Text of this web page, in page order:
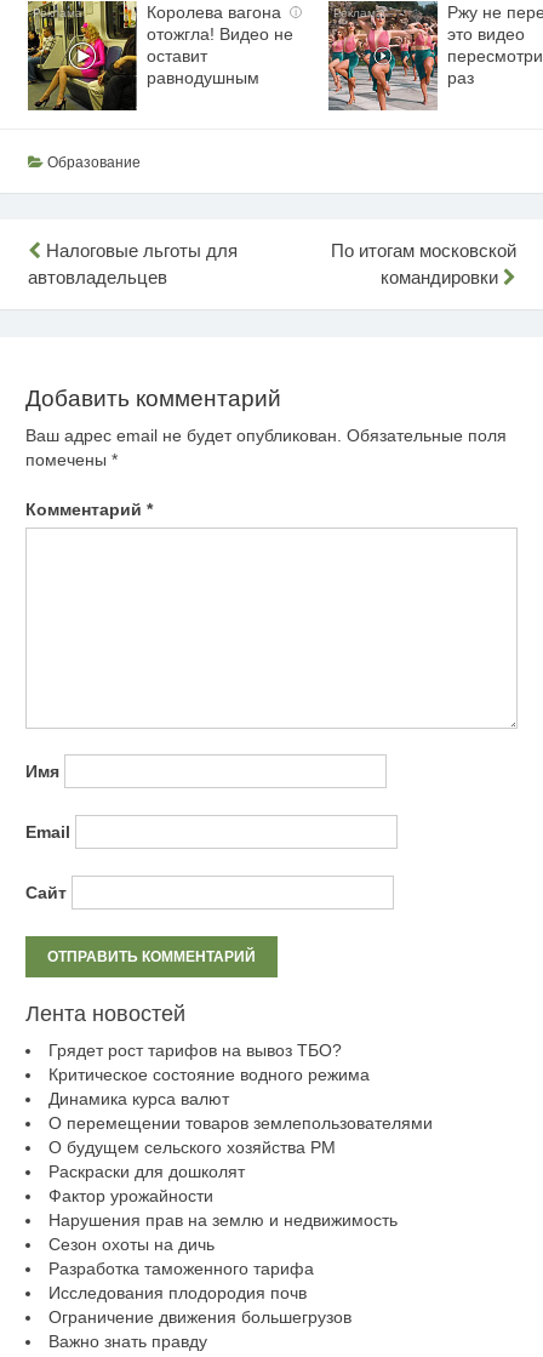
i
Королева вагона
отожгла! Видео не
оставит
равнодушным
Ржу не
это видео
раз
Образование
Навигация
по
Налоговые льготы для
автовладельцев
По итогам московской
командировки
Добавить комментарий
Ваш адрес email не будет опубликован. Обязательные поля
помечены *
Комментарий *
Имя
Email
Сайт
Лента новостей
Грядет рост тарифов на вывоз ТБО?
Критическое состояние водного режима
Динамика курса валют
О перемещении товаров землепользователями
О будущем сельского хозяйства РМ
Раскраски для дошколят
Фактор урожайности
Нарушения прав на землю и недвижимость
Сезон охоты на дичь
Разработка таможенного тарифа
Исследования плодородия почв
Ограничение движения большегрузов
Важно знать правду